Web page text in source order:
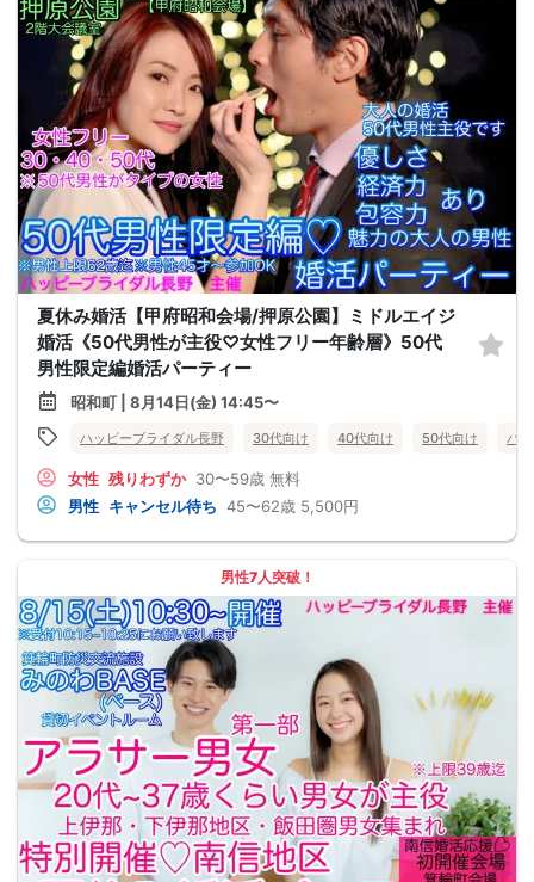
夏休み婚活【甲府昭和会場/押原公園】ミドルエイジ
婚活《50代男性が主役♡女性フリー年齢層》50代
男性限定編婚活パーティー
昭和町 | 8月14日(金) 14:45〜
ハッピーブライダル長野 30代向け 40代向け 50代向け バ
女性 残りわずか 30〜59歳 無料
男性 キャンセル待ち 45〜62歳 5,500円
男性7人突破！